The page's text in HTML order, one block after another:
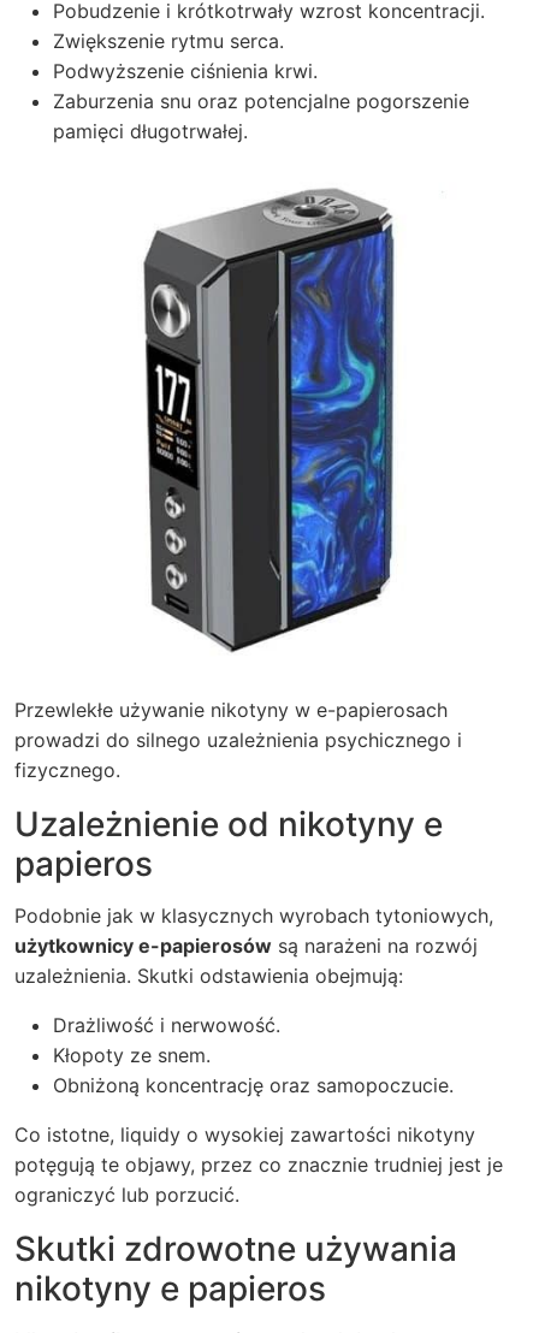
Pobudzenie i krótkotrwały wzrost koncentracji.
Zwiększenie rytmu serca.
Podwyższenie ciśnienia krwi.
Zaburzenia snu oraz potencjalne pogorszenie
pamięci długotrwałej.
Przewlekłe używanie nikotyny w e-papierosach
prowadzi do silnego uzależnienia psychicznego i
fizycznego.
Uzależnienie od nikotyny e
papieros
Podobnie jak w klasycznych wyrobach tytoniowych,
użytkownicy e-papierosów są narażeni na rozwój
uzależnienia. Skutki odstawienia obejmują:
Drażliwość i nerwowość.
Kłopoty ze snem.
Obniżoną koncentrację oraz samopoczucie.
Co istotne, liquidy o wysokiej zawartości nikotyny
potęgują te objawy, przez co znacznie trudniej jest je
ograniczyć lub porzucić.
Skutki zdrowotne używania
nikotyny e papieros